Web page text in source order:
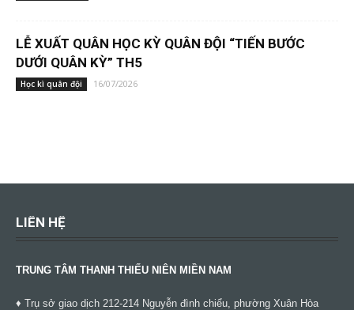
LỄ XUẤT QUÂN HỌC KỲ QUÂN ĐỘI “TIẾN BƯỚC
DƯỚI QUÂN KỲ” TH5
Học kì quân đội 16/07/2026
LIÊN HỆ
TRUNG TÂM THANH THIẾU NIÊN MIỀN NAM
♦ Trụ sở giao dịch 212-214 Nguyễn đình chiểu, phường Xuân Hòa